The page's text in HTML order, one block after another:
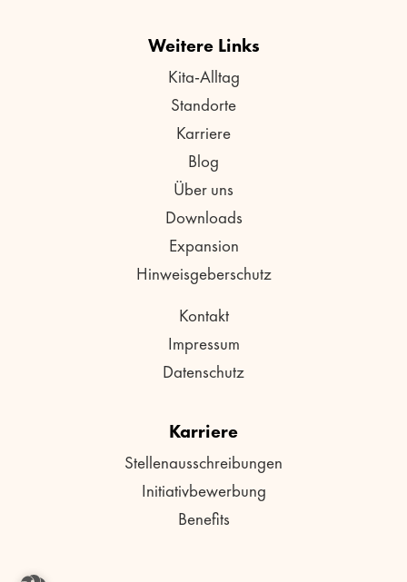
Weitere Links
Kita-Alltag
Standorte
Karriere
Blog
Über uns
Downloads
Expansion
Hinweisgeberschutz
Kontakt
Impressum
Datenschutz
Karriere
Stellenausschreibungen
Initiativbewerbung
Benefits